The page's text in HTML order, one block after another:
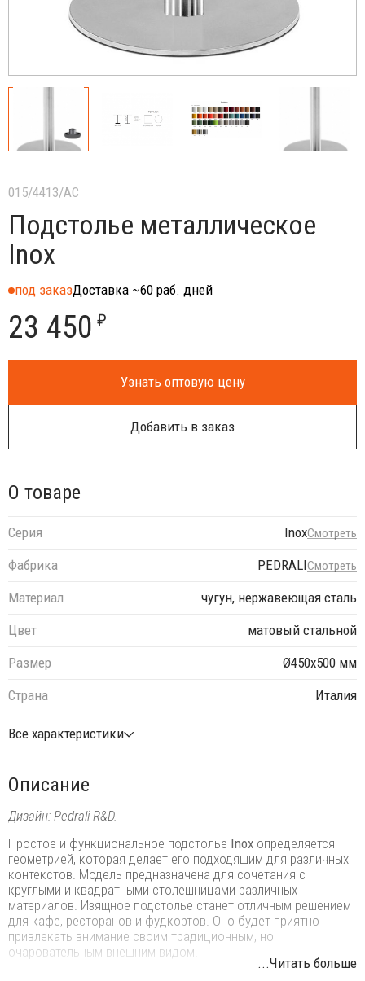
015/4413/AC
Подстолье металлическое
Inox
под заказДоставка ~60 раб. дней
23 450 ₽
Узнать оптовую цену
Добавить в заказ
О товаре
Серия InoxСмотреть
Фабрика PEDRALIСмотреть
Материал
чугун, нержавеющая сталь
Цвет
матовый стальной
Размер
Ø450х500 мм
Страна
Италия
Все характеристики
Описание
Дизайн: Pedrali R&D.
Простое и функциональное подстолье Inox определяется
геометрией, которая делает его подходящим для различных
контекстов. Модель предназначена для сочетания с
круглыми и квадратными столешницами различных
материалов. Изящное подстолье станет отличным решением
для кафе, ресторанов и фудкортов. Оно будет приятно
привлекать внимание своим традиционным, но
очаровательным внешним видом.
...Читать больше